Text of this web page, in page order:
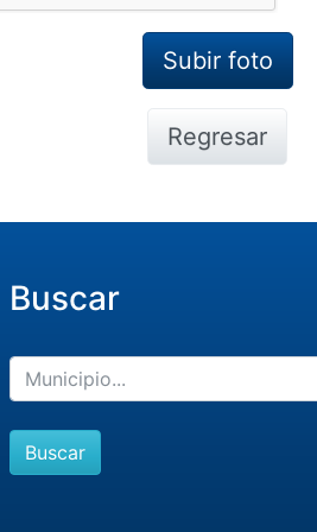
Regresar
Buscar
Buscar